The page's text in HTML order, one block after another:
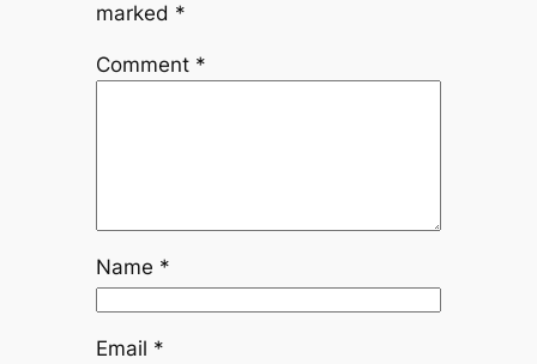
marked *
Comment *
Name *
Email *